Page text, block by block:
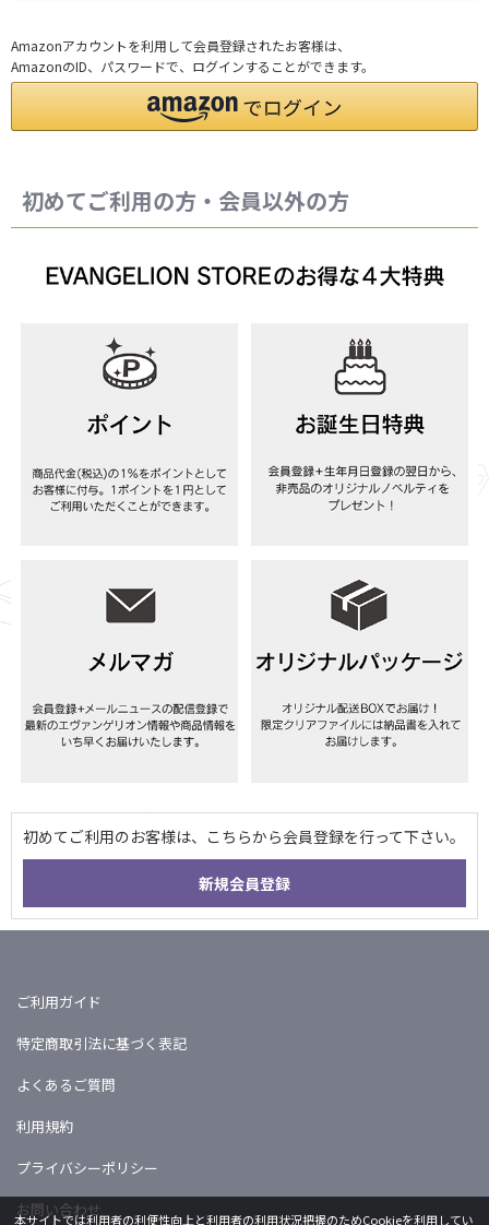
Amazonアカウントを利用して会員登録されたお客様は、
AmazonのID、パスワードで、ログインすることができます。
初めてご利用の方・会員以外の方
ご利用ガイド
特定商取引法に基づく表記
よくあるご質問
利用規約
プライバシーポリシー
お問い合わせ
本サイトでは利用者の利便性向上と利用者の利用状況把握のためCookieを利用してい